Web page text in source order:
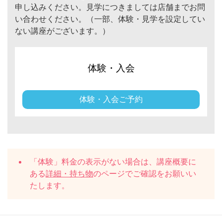
申し込みください。見学につきましては店舗までお問
い合わせください。（一部、体験・見学を設定してい
ない講座がございます。）
体験・入会
体験・入会ご予約
「体験」料金の表示がない場合は、講座概要に
ある詳細・持ち物のページでご確認をお願いい
たします。